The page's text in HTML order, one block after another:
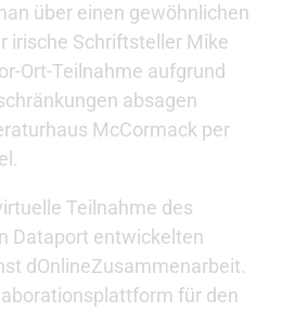
über einen gewöhnlichen
irische Schriftsteller Mike
Ort-Teilnahme aufgrund
absagen
McCormack per
Teilnahme des
Dataport entwickelten
dOnlineZusammenarbeit.
für den